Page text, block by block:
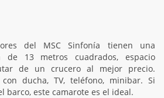
del MSC Sinfonía tienen una
de 13 metros cuadrados, espacio
de un crucero al mejor precio.
ducha, TV, teléfono, minibar. Si
barco, este camarote es el ideal.